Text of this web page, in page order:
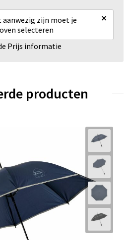
aanwezig zijn moet je
selecteren
×
Prijs informatie
producten